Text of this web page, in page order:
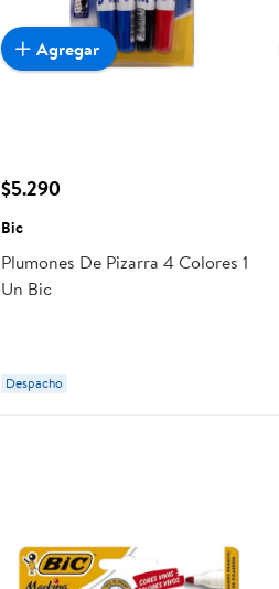
$5.290
Bic
Plumones De Pizarra 4 Colores 1
Un Bic
Despacho
Agregar